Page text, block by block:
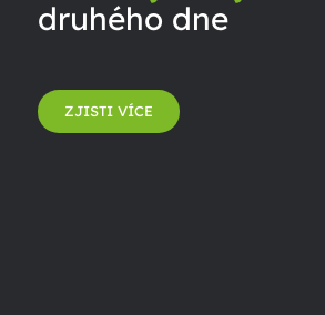
druhého dne
ZJISTI VÍCE